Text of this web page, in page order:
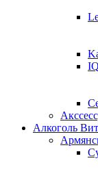
Алкоголь